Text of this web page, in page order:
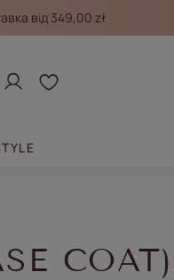
від 349,00 zł
УвійтиСписки покупок
COAT)